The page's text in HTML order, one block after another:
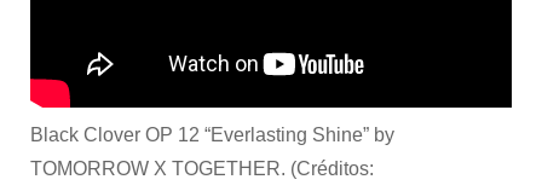
Black Clover OP 12 “Everlasting Shine” by
TOMORROW X TOGETHER. (Créditos: